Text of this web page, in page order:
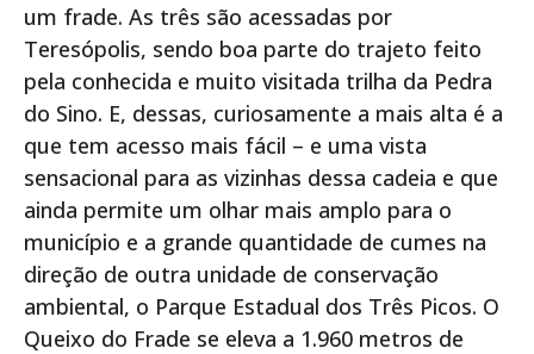
um frade. As três são acessadas por
Teresópolis, sendo boa parte do trajeto feito
pela conhecida e muito visitada trilha da Pedra
do Sino. E, dessas, curiosamente a mais alta é a
que tem acesso mais fácil – e uma vista
sensacional para as vizinhas dessa cadeia e que
ainda permite um olhar mais amplo para o
município e a grande quantidade de cumes na
direção de outra unidade de conservação
ambiental, o Parque Estadual dos Três Picos. O
Queixo do Frade se eleva a 1.960 metros de